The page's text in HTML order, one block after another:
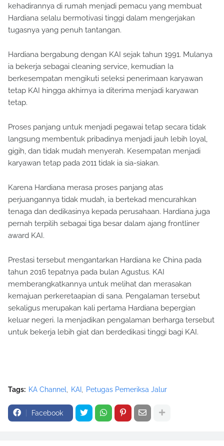
kehadirannya di rumah menjadi pemacu yang membuat
Hardiana selalu bermotivasi tinggi dalam mengerjakan
tugasnya yang penuh tantangan.
Hardiana bergabung dengan KAI sejak tahun 1991. Mulanya
ia bekerja sebagai cleaning service, kemudian Ia
berkesempatan mengikuti seleksi penerimaan karyawan
tetap KAI hingga akhirnya ia diterima menjadi karyawan
tetap.
Proses panjang untuk menjadi pegawai tetap secara tidak
langsung membentuk pribadinya menjadi jauh lebih loyal,
gigih, dan tidak mudah menyerah. Kesempatan menjadi
karyawan tetap pada 2011 tidak ia sia-siakan.
Karena Hardiana merasa proses panjang atas
perjuangannya tidak mudah, ia bertekad mencurahkan
tenaga dan dedikasinya kepada perusahaan. Hardiana juga
pernah terpilih sebagai tiga besar dalam ajang frontliner
award KAI.
Prestasi tersebut mengantarkan Hardiana ke China pada
tahun 2016 tepatnya pada bulan Agustus. KAI
memberangkatkannya untuk melihat dan merasakan
kemajuan perkeretaapian di sana. Pengalaman tersebut
sekaligus merupakan kali pertama Hardiana bepergian
keluar negeri. Ia menjadikan pengalaman berharga tersebut
untuk bekerja lebih giat dan berdedikasi tinggi bagi KAI.
Tags: KA Channel KAI Petugas Pemeriksa Jalur
Facebook